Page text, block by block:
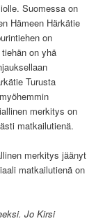
Suomessa on
Hämeen Härkätie
on
on yhä
Turusta
merkitys on
matkailutienä.
merkitys jäänyt
matkailutienä on
Jo Kirsi